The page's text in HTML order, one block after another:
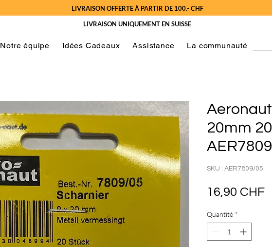
LIVRAISON OFFERTE À PARTIR DE 100.- CHF
LIVRAISON UNIQUEMENT EN SUISSE
Notre équipe Idées Cadeaux Assistance La communauté
20mm
SKU : AER7809/05
16,90 CHF
Quantité *